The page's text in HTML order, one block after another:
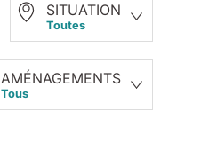
SITUATION
Toutes
AMÉNAGEMENTS
Tous